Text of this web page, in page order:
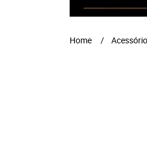
Home